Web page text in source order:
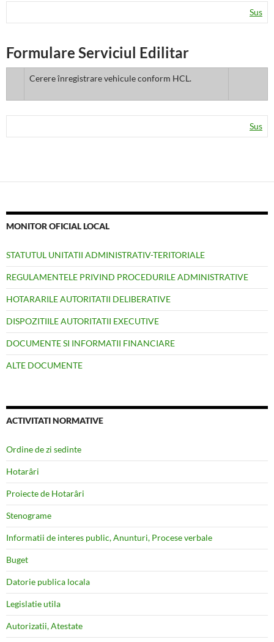
Sus
Formulare Serviciul Edilitar
Cerere înregistrare vehicule conform HCL.
Sus
MONITOR OFICIAL LOCAL
STATUTUL UNITATII ADMINISTRATIV-TERITORIALE
REGULAMENTELE PRIVIND PROCEDURILE ADMINISTRATIVE
HOTARARILE AUTORITATII DELIBERATIVE
DISPOZITIILE AUTORITATII EXECUTIVE
DOCUMENTE SI INFORMATII FINANCIARE
ALTE DOCUMENTE
ACTIVITATI NORMATIVE
Ordine de zi sedinte
Hotarâri
Proiecte de Hotarâri
Stenograme
Informatii de interes public, Anunturi, Procese verbale
Buget
Datorie publica locala
Legislatie utila
Autorizatii, Atestate